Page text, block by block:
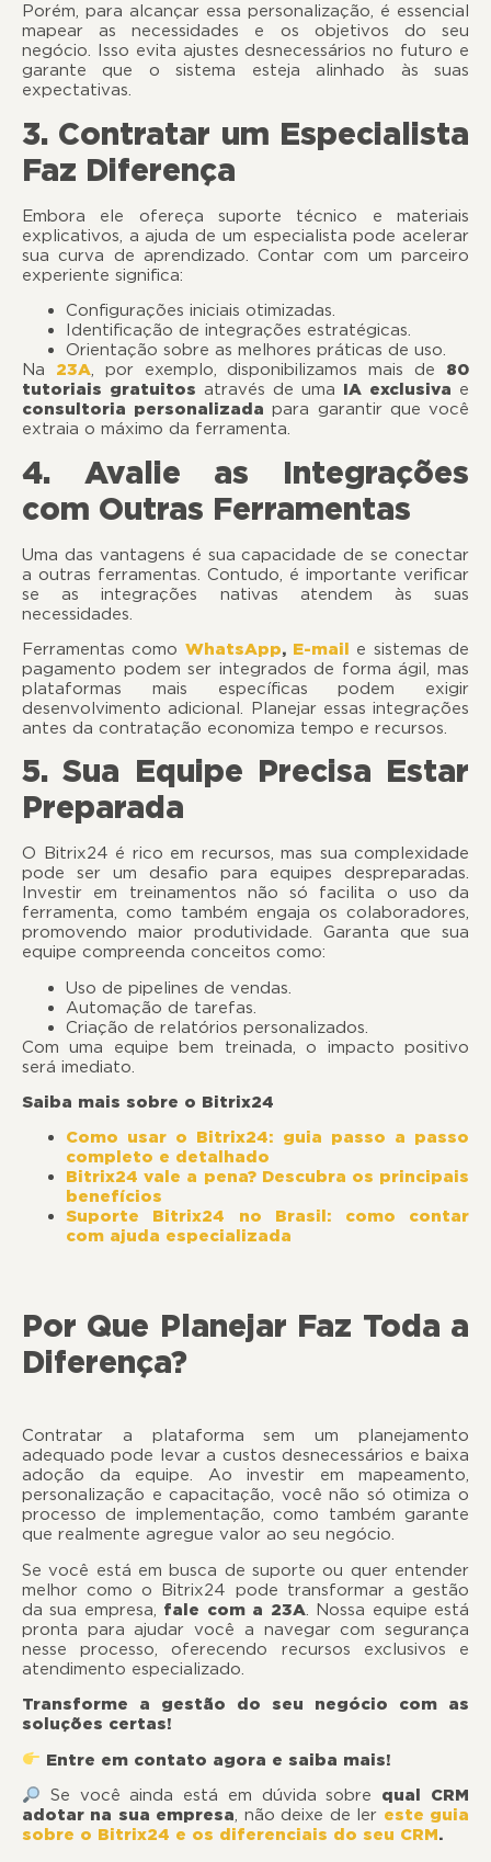
Porém, para alcançar essa personalização, é essencial
mapear as necessidades e os objetivos do seu
negócio. Isso evita ajustes desnecessários no futuro e
garante que o sistema esteja alinhado às suas
expectativas.
3. Contratar um Especialista
Faz Diferença
Embora ele ofereça suporte técnico e materiais
explicativos, a ajuda de um especialista pode acelerar
sua curva de aprendizado. Contar com um parceiro
experiente significa:
Configurações iniciais otimizadas.
Identificação de integrações estratégicas.
Orientação sobre as melhores práticas de uso.
Na 23A, por exemplo, disponibilizamos mais de 80
tutoriais gratuitos através de uma IA exclusiva e
consultoria personalizadapara garantir que você
extraia o máximo da ferramenta.
4. Avalie as Integrações
com Outras Ferramentas
Uma das vantagens é sua capacidade de se conectar
a outras ferramentas. Contudo, é importante verificar
se as integrações nativas atendem às suas
Ferramentas como WhatsApp, E-mail e sistemas de
pagamento podem ser integrados de forma ágil, mas
plataformas mais específicas podem exigir
desenvolvimento adicional. Planejar essas integrações
antes da contratação economiza tempo e recursos.
5. Sua Equipe Precisa Estar
Preparada
O Bitrix24 é rico em recursos, mas sua complexidade
pode ser um desafio para equipes despreparadas.
Investir em treinamentos não só facilita o uso da
ferramenta, como também engaja os colaboradores,
promovendo maior produtividade. Garanta que sua
equipe compreenda conceitos como:
Uso de pipelines de vendas.
Automação de tarefas.
Criação de relatórios personalizados.
Com uma equipe bem treinada, o impacto positivo
será imediato.
Saiba mais sobre o Bitrix24
Como usar o Bitrix24: guia passo a passo
completo e detalhado
Bitrix24 vale a pena? Descubra os principais
benefícios
Suporte Bitrix24 no Brasil: como contar
com ajuda especializada
Por Que Planejar Faz Toda a
Diferença?
Contratar a plataforma sem um planejamento
adequado pode levar a custos desnecessários e baixa
adoção da equipe. Ao investir em mapeamento,
personalização e capacitação, você não só otimiza o
processo de implementação, como também garante
que realmente agregue valor ao seu negócio.
Se você está em busca de suporte ou quer entender
melhor como o Bitrix24 pode transformar a gestão
da sua empresa, fale com a 23A. Nossa equipe está
pronta para ajudar você a navegar com segurança
nesse processo, oferecendo recursos exclusivos e
atendimento especializado.
Transforme a gestão do seu negócio com as
soluções certas!
Entre em contato agora e saiba mais!
Se você ainda está em dúvida sobre qual CRM
adotar na sua empresa, não deixe de ler este guia
sobre o Bitrix24 e os diferenciais do seu CRM.